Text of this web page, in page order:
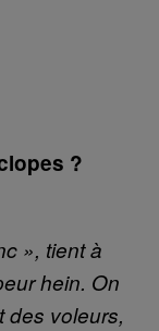
?
», tient à
hein. On
des voleurs,